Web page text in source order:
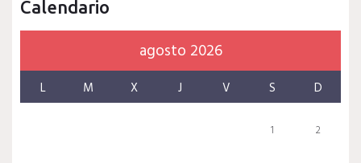
Calendario
agosto 2026
L M X J V S D
1 2